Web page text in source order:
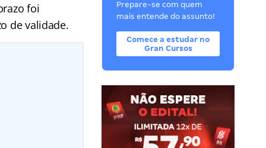
foi
de validade.
Prepare-se com quem
mais entende do assunto!
Comece a estudar no
Gran Cursos